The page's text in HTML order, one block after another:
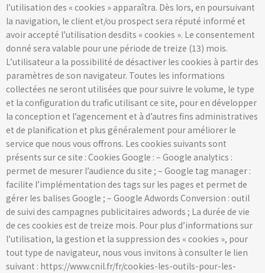
l’utilisation des « cookies » apparaîtra. Dès lors, en poursuivant
la navigation, le client et/ou prospect sera réputé informé et
avoir accepté l’utilisation desdits « cookies ». Le consentement
donné sera valable pour une période de treize (13) mois.
L’utilisateur a la possibilité de désactiver les cookies à partir des
paramètres de son navigateur. Toutes les informations
collectées ne seront utilisées que pour suivre le volume, le type
et la configuration du trafic utilisant ce site, pour en développer
la conception et l’agencement et à d’autres fins administratives
et de planification et plus généralement pour améliorer le
service que nous vous offrons. Les cookies suivants sont
présents sur ce site : Cookies Google : – Google analytics :
permet de mesurer l’audience du site ; – Google tag manager :
facilite l’implémentation des tags sur les pages et permet de
gérer les balises Google ; – Google Adwords Conversion : outil
de suivi des campagnes publicitaires adwords ; La durée de vie
de ces cookies est de treize mois. Pour plus d’informations sur
l’utilisation, la gestion et la suppression des « cookies », pour
tout type de navigateur, nous vous invitons à consulter le lien
suivant : https://www.cnil.fr/fr/cookies-les-outils-pour-les-